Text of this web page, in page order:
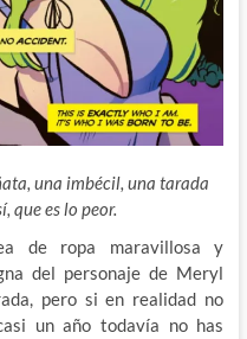
una imbécil, una tarada
que es lo peor.
de ropa maravillosa y
del personaje de Meryl
pero si en realidad no
un año todavía no has